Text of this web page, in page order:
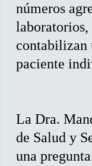
números
laboratorios,
contabilizan
paciente
La Dra.
de Salud y
una